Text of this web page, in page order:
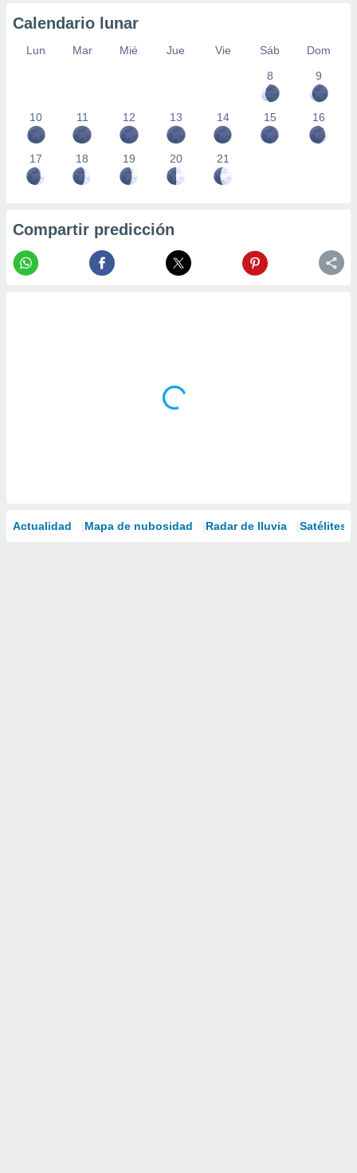
Calendario lunar
Lun Mar Mié Jue Vie Sáb
Dom
8
9
10 11 12 13 14 15 16
17 18 19 20 21
Compartir predicción
Actualidad Mapa de nubosidad Radar de lluvia Satélites